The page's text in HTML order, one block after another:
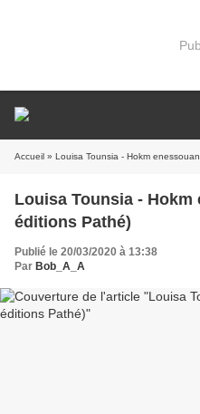
Accueil » Louisa Tounsia - Hokm
Louisa Tounsia - Hokm
éditions Pathé)
Publié le 20/03/2020 à 13:38
Par Bob_A_A